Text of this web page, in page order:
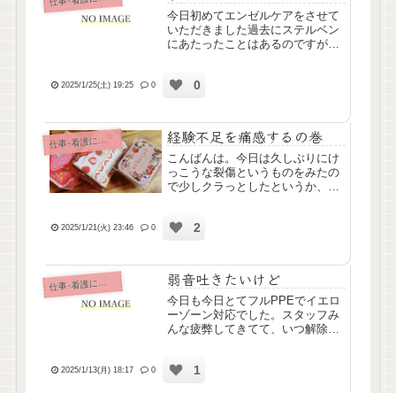
今日初めてエンゼルケアをさせて
いただきました過去にステルベン
にあたったことはあるのですがエ
ない、泣いちゃダメって思ってた
っ...
2025/1/25(土) 19:25 0 0
仕
事･看護について 経験不足を痛感するの巻
こんばんは。今日は久しぶりにけ
っこうな裂傷というものをみたの
で少しクラっとしたというか、う
じで謎っすね←)ステリーで応急処
2025/1/21(火) 23:46 0 2
仕
事･看護について 弱音吐きたいけど
今日も今日とてフルPPEでイエロ
ーゾーン対応でした。スタッフみ
んな疲弊してきてて、いつ解除に
なさんのこと考えたら安易に弱音
2025/1/13(月) 18:17 0 1